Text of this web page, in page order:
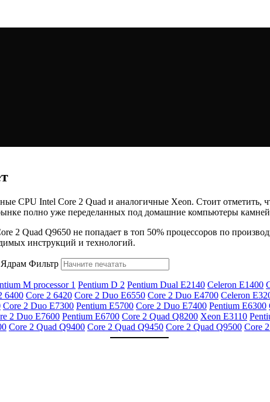
CPU Intel Core 2 Quad и аналогичные Xeon. Стоит отметить,
полно уже переделанных под домашние компьютеры
2 Quad Q9650 не попадает в топ 50% процессоров по
инструкций и технологий.
Ядрам Фильтр
M processor 1 Pentium D 2 Pentium Dual E2140 Celeron E1400
6400 Core 2 6420 Core 2 Duo E6550 Core 2 Duo E4700 Celeron
Core 2 Duo E7300 Pentium E5700 Core 2 Duo E7400 Pentium E6300
2 Duo E7600 Pentium E6700 Core 2 Quad Q8200 Xeon E3110
Core 2 Quad Q9400 Core 2 Quad Q9450 Core 2 Quad Q9500 Core